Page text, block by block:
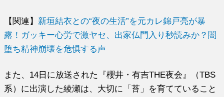
【関連】 新垣結衣との“夜の生活”を元カレ錦戸亮が暴
露！ガッキー心労で激ヤセ、出家仏門入り秒読みか？闇
堕ち精神崩壊を危惧する声
また、14日に放送された『櫻井・有吉THE夜会』（TBS
系）に出演した綾瀬は、大切に「苔」を育てていること